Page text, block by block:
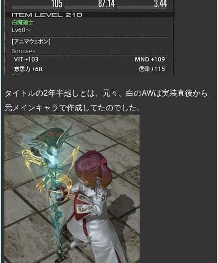
タイトルの2年半越しとは、元々、白のAWは実装直後から
元メインキャラで作成してたのでした。